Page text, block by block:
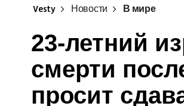
Vesty Новости В мире
23-летний
смерти
просит